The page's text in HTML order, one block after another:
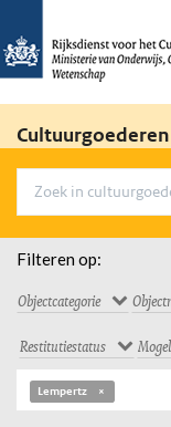
Filteren op:
Objectcategorie
Restitutiestatus
Lempertz